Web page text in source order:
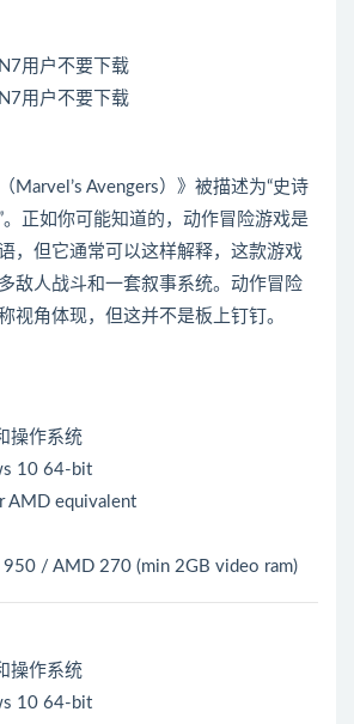
用户不要下载
用户不要下载
Marvel’s Avengers）》被描述为“史诗
。正如你可能知道的，动作冒险游戏是
，但它通常可以这样解释，这款游戏
敌人战斗和一套叙事系统。动作冒险
视角体现，但这并不是板上钉钉。
操作系统
10 64-bit
AMD equivalent
950 / AMD 270 (min 2GB video ram)
操作系统
10 64-bit